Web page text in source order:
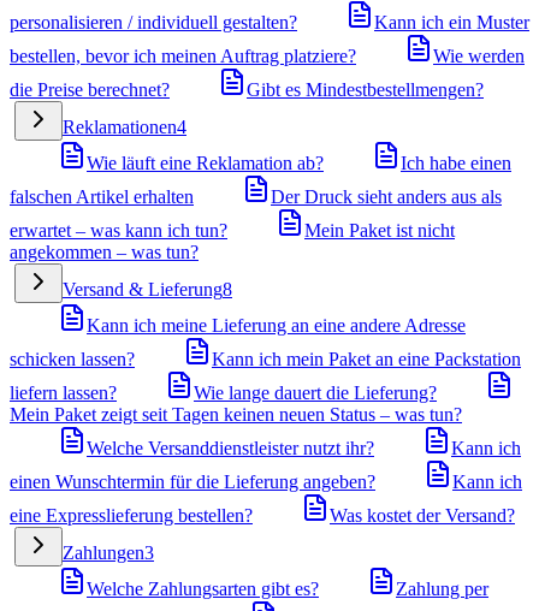
personalisieren / individuell gestalten?
Kann ich ein Muster
bestellen, bevor ich meinen Auftrag platziere?
Wie werden
die Preise berechnet?
Gibt es Mindestbestellmengen?
Reklamationen4
Wie läuft eine Reklamation ab?
Ich habe einen
falschen Artikel erhalten
Der Druck sieht anders aus als
erwartet – was kann ich tun?
Mein Paket ist nicht
angekommen – was tun?
Versand & Lieferung8
Kann ich meine Lieferung an eine andere Adresse
schicken lassen?
Kann ich mein Paket an eine Packstation
liefern lassen?
Wie lange dauert die Lieferung?
Mein Paket zeigt seit Tagen keinen neuen Status – was tun?
Welche Versanddienstleister nutzt ihr?
Kann ich
einen Wunschtermin für die Lieferung angeben?
Kann ich
eine Expresslieferung bestellen?
Was kostet der Versand?
Zahlungen3
Welche Zahlungsarten gibt es?
Zahlung per